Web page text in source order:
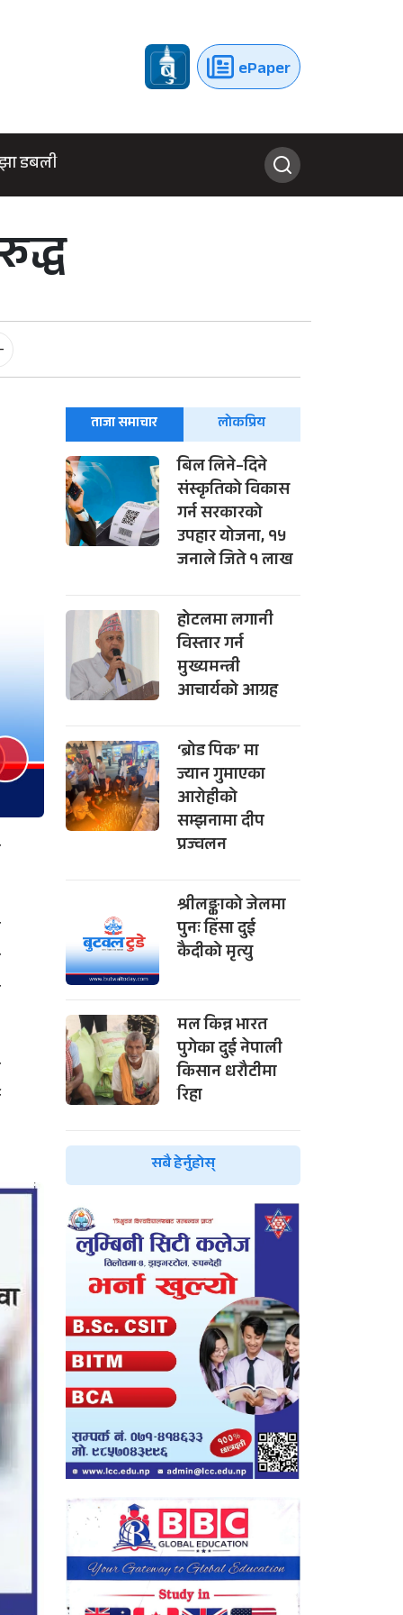
ePaper
डबली
ताजा समाचार लोकप्रिय
बिल लिने–दिने
संस्कृतिको विकास
गर्न सरकारको
उपहार योजना, १५
जनाले जिते १ लाख
होटलमा लगानी
विस्तार गर्न
मुख्यमन्त्री
आचार्यको आग्रह
‘ब्रोड पिक’ मा
ज्यान गुमाएका
आरोहीको
सम्झनामा दीप
प्रज्वलन
श्रीलङ्काको जेलमा
पुनः हिंसा दुई
कैदीको मृत्यु
मल किन्न भारत
पुगेका दुई नेपाली
किसान धरौटीमा
रिहा
सबै हेर्नुहोस्